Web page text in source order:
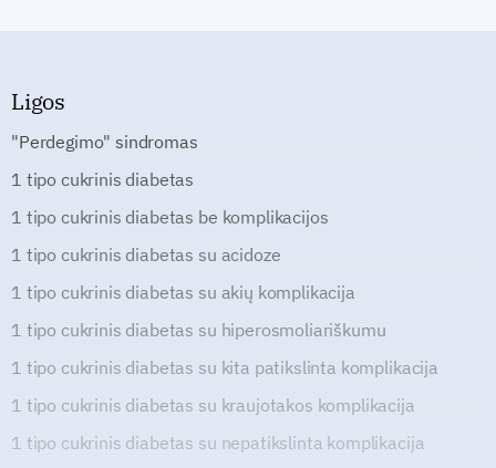
Ligos
"Perdegimo" sindromas
1 tipo cukrinis diabetas
1 tipo cukrinis diabetas be komplikacijos
1 tipo cukrinis diabetas su acidoze
1 tipo cukrinis diabetas su akių komplikacija
1 tipo cukrinis diabetas su hiperosmoliariškumu
1 tipo cukrinis diabetas su kita patikslinta komplikacija
1 tipo cukrinis diabetas su kraujotakos komplikacija
1 tipo cukrinis diabetas su nepatikslinta komplikacija